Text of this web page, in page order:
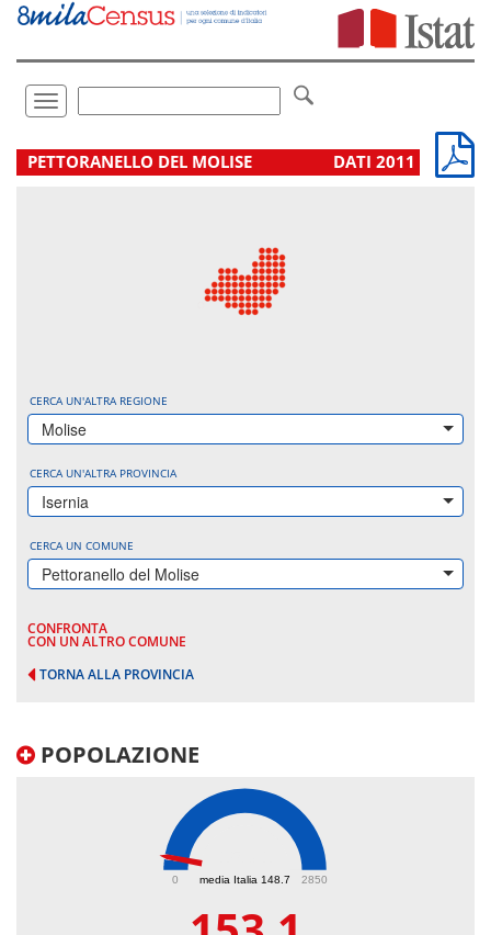
Vai
direttamente
Toggle
navigation
.
PETTORANELLO DEL MOLISE DATI 2011
CERCA UN'ALTRA REGIONE
Molise
CERCA UN'ALTRA PROVINCIA
Isernia
CERCA UN COMUNE
Pettoranello del Molise
CONFRONTA
CON UN ALTRO COMUNE
TORNA ALLA PROVINCIA
POPOLAZIONE
media Italia 148.7
0 2850